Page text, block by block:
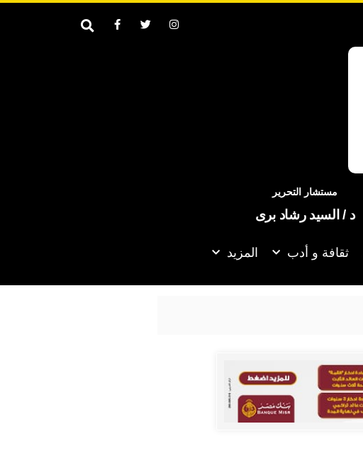
مستشار التحرير
د / السيد رشاد برى
ثقافة و أدب المزيد